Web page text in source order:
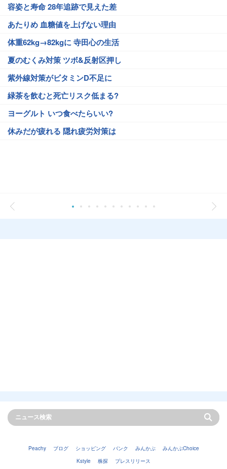
容姿と寿命 28年追跡で見えた差
あたりめ 血糖値を上げない理由
体重62kg→82kgに 寺田心の生活
夏のむくみ対策 ツボ&反射区押し
紫外線対策がビタミンD不足に
緑茶を飲むと死亡リスク低まる?
ヨーグルト いつ食べたらいい?
休みだが疲れる 隠れ疲労対策は
Peachy ブログ ショッピング バンク みんかぶ
みんかぶChoice
Kstyle
株探 プレスリリース